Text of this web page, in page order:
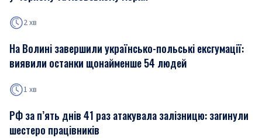
2 хв
На Волині завершили українсько-польські ексгумації:
виявили останки щонайменше 54 людей
1 хв
РФ за п’ять днів 41 раз атакувала залізницю: загинули
шестеро працівників